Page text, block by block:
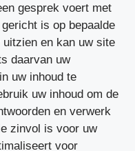
gesprek voert met
is op bepaalde
en kan uw site
daarvan uw
uw inhoud te
uw inhoud om de
en verwerk
zinvol is voor uw
voor